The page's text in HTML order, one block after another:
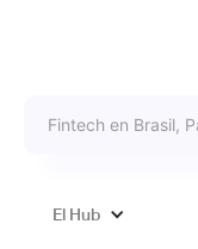
El Hub